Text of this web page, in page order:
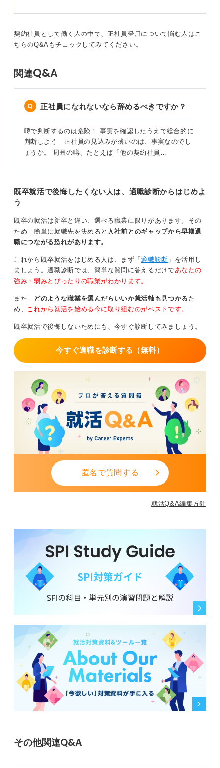
②更新条件と上限：何か月更新で、最大何回までか。更
新判断の評価基準は何か
④処遇：社会保険・残業代・交通費・賞与・昇給・退職
金・有休の運用、就業時間・在宅可否・副業可否
目的や待遇アップの条件があいまいな場合はリスク
が高い
この4つがはっきり言語化されている会社は、契約社員で
も納得感を持って働きやすい傾向があります。特に、正
ス」で中身が出てこない場合、実質的に固定費の調整弁
契約社員として働く人の中で、正社員登用について悩む人はこ
ちらのQ&Aもチェックしてみてください。
関連Q&A
正社員になれないなら辞めるべきですか？
噂で判断するのは危険！ 事実を確認したうえで総合的に
判断しよう 正社員の見込みが薄いのは、事実なのでし
ょうか。 周囲の噂、たとえば「他の契約社員…
既卒就活で後悔したくない人は、適職診断からはじめよ
う
既卒の就活は新卒と違い、選べる職業に限りがあります。その
ため、簡単に就職先を決めると 入社前とのギャップから早期退
職につながる恐れがあります。
これから既卒就活をはじめる人は、まず「適職診断 」を活用し
ましょう。適職診断では、簡単な質問に答えるだけであなたの
強み・弱みとぴったりの職業がわかります。
また、 どのような職業を選んだらいいか就活軸も見つかる た
め、 これから就活を始める今に取り組むのがベストです。
既卒就活で後悔しないためにも、今すぐ診断してみましょう。
今すぐ適職を診断する（無料）
匿名で質問する
就活Q&A編集方針
その他関連Q&A